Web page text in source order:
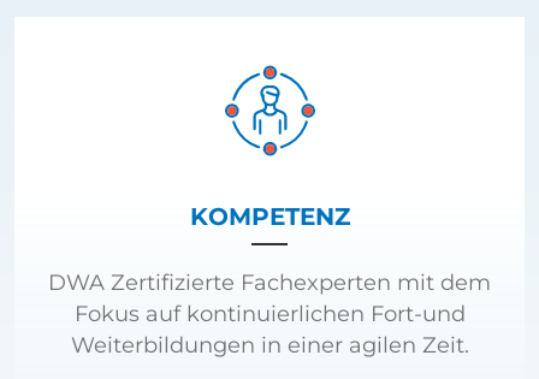
KOMPETENZ
DWA Zertifizierte Fachexperten mit dem
Fokus auf kontinuierlichen Fort-und
Weiterbildungen in einer agilen Zeit.